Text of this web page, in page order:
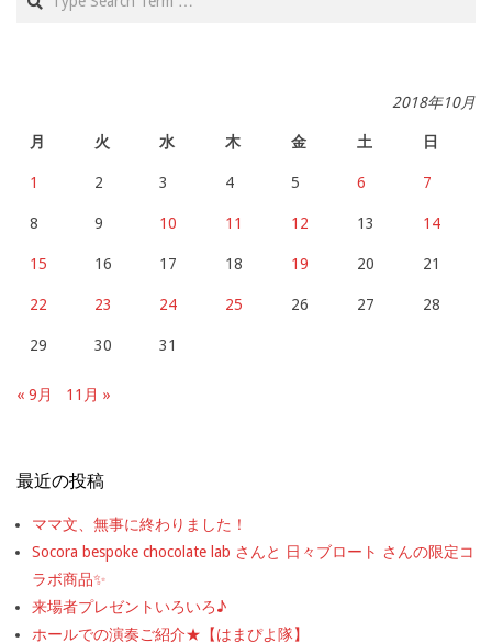
2018年10月
月 火 水 木 金 土 日
1 2 3 4 5 6 7
8 9 10 11 12 13 14
15 16 17 18 19 20 21
22 23 24 25 26 27 28
29 30 31
« 9月 11月 »
最近の投稿
ママ文、無事に終わりました！
Socora bespoke chocolate lab さんと 日々ブロート さんの限定コ
ラボ商品✨
来場者プレゼントいろいろ♪
ホールでの演奏ご紹介★【はまぴよ隊】